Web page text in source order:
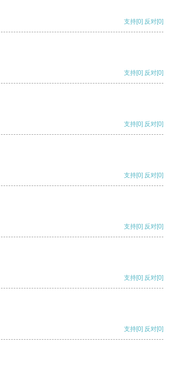
支持[0] 反对[0]
支持[0] 反对[0]
支持[0] 反对[0]
支持[0] 反对[0]
支持[0] 反对[0]
支持[0] 反对[0]
支持[0] 反对[0]